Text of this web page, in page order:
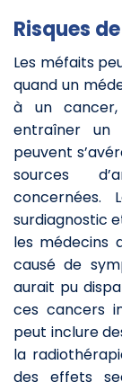
Risques
Les méfaits
quand un
à un
entraîner un
peuvent
sources
concernées.
surdiagnostic
les médecins
causé de
aurait pu
ces cancers
peut inclure
la
des effets